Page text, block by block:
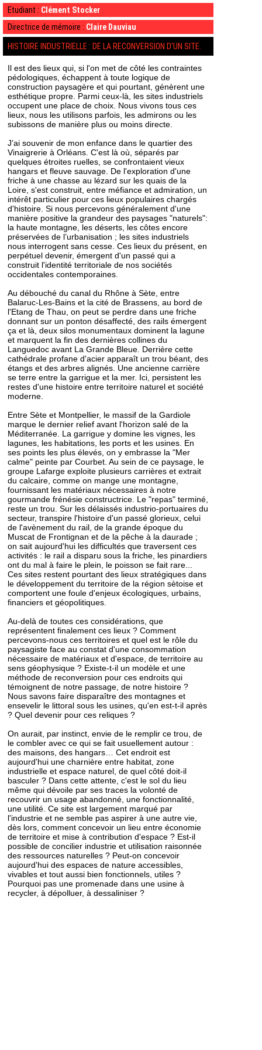
Etudiant : Clément Stocker
Directrice de mémoire : Claire Dauviau
HISTOIRE INDUSTRIELLE : DE LA RECONVERSION D'UN SITE.
Il est des lieux qui, si l'on met de côté les contraintes
pédologiques, échappent à toute logique de
construction paysagère et qui pourtant, génèrent une
esthétique propre. Parmi ceux-là, les sites industriels
occupent une place de choix. Nous vivons tous ces
lieux, nous les utilisons parfois, les admirons ou les
subissons de manière plus ou moins directe.
J’ai souvenir de mon enfance dans le quartier des
Vinaigrerie à Orléans. C'est là où, séparés par
quelques étroites ruelles, se confrontaient vieux
hangars et fleuve sauvage. De l'exploration d'une
friche à une chasse au lézard sur les quais de la
Loire, s'est construit, entre méfiance et admiration, un
intérêt particulier pour ces lieux populaires chargés
d'histoire. Si nous percevons généralement d'une
manière positive la grandeur des paysages "naturels":
la haute montagne, les déserts, les côtes encore
préservées de l’urbanisation ; les sites industriels
nous interrogent sans cesse. Ces lieux du présent, en
perpétuel devenir, émergent d'un passé qui a
construit l'identité territoriale de nos sociétés
occidentales contemporaines.
Au débouché du canal du Rhône à Sète, entre
Balaruc-Les-Bains et la cité de Brassens, au bord de
l'Etang de Thau, on peut se perdre dans une friche
donnant sur un ponton désaffecté, des rails émergent
ça et là, deux silos monumentaux dominent la lagune
et marquent la fin des dernières collines du
Languedoc avant La Grande Bleue. Derrière cette
cathédrale profane d'acier apparaît un trou béant, des
étangs et des arbres alignés. Une ancienne carrière
se terre entre la garrigue et la mer. Ici, persistent les
restes d'une histoire entre territoire naturel et société
moderne.
Entre Sète et Montpellier, le massif de la Gardiole
marque le dernier relief avant l'horizon salé de la
Méditerranée. La garrigue y domine les vignes, les
lagunes, les habitations, les ports et les usines. En
ses points les plus élevés, on y embrasse la "Mer
calme" peinte par Courbet. Au sein de ce paysage, le
groupe Lafarge exploite plusieurs carrières et extrait
du calcaire, comme on mange une montagne,
fournissant les matériaux nécessaires à notre
gourmande frénésie constructrice. Le "repas" terminé,
reste un trou. Sur les délaissés industrio-portuaires du
secteur, transpire l'histoire d'un passé glorieux, celui
de l'avènement du rail, de la grande époque du
Muscat de Frontignan et de la pêche à la daurade ;
on sait aujourd'hui les difficultés que traversent ces
activités : le rail a disparu sous la friche, les pinardiers
ont du mal à faire le plein, le poisson se fait rare...
Ces sites restent pourtant des lieux stratégiques dans
le développement du territoire de la région sètoise et
comportent une foule d'enjeux écologiques, urbains,
financiers et géopolitiques.
Au-delà de toutes ces considérations, que
représentent finalement ces lieux ? Comment
percevons-nous ces territoires et quel est le rôle du
paysagiste face au constat d'une consommation
nécessaire de matériaux et d'espace, de territoire au
sens géophysique ? Existe-t-il un modèle et une
méthode de reconversion pour ces endroits qui
témoignent de notre passage, de notre histoire ?
Nous savons faire disparaître des montagnes et
ensevelir le littoral sous les usines, qu'en est-t-il après
? Quel devenir pour ces reliques ?
On aurait, par instinct, envie de le remplir ce trou, de
le combler avec ce qui se fait usuellement autour :
des maisons, des hangars… Cet endroit est
aujourd'hui une charnière entre habitat, zone
industrielle et espace naturel, de quel côté doit-il
basculer ? Dans cette attente, c'est le sol du lieu
même qui dévoile par ses traces la volonté de
recouvrir un usage abandonné, une fonctionnalité,
une utilité. Ce site est largement marqué par
l'industrie et ne semble pas aspirer à une autre vie,
dès lors, comment concevoir un lieu entre économie
de territoire et mise à contribution d'espace ? Est-il
possible de concilier industrie et utilisation raisonnée
des ressources naturelles ? Peut-on concevoir
aujourd'hui des espaces de nature accessibles,
vivables et tout aussi bien fonctionnels, utiles ?
Pourquoi pas une promenade dans une usine à
recycler, à dépolluer, à dessaliniser ?